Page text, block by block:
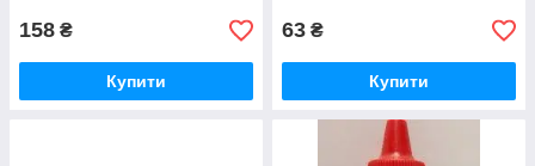
158 ₴
Купити
63 ₴
Купити